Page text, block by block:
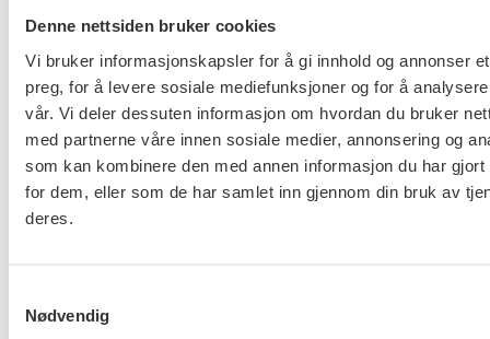
Denne nettsiden bruker cookies
Vi bruker informasjonskapsler for å gi innhold og annonser
preg, for å levere sosiale mediefunksjoner og for å
vår. Vi deler dessuten informasjon om hvordan du bruker
med partnerne våre innen sosiale medier, annonsering og
som kan kombinere den med annen informasjon du har gjort
for dem, eller som de har samlet inn gjennom din bruk av
deres.
Nødvendig
ble det bare forhandlet om lønn.
Lønnstilleggene er bruttotillegg. Deltidsansatte gis
forholdsmessige tillegg.
Tilbud 4 Vedlegg til protokoll 16.6.23
din.